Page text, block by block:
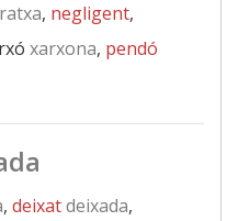
, negligent,
xarxona, pendó
, deixatdeixada,